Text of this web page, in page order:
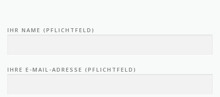
IHR NAME (PFLICHTFELD)
IHRE E-MAIL-ADRESSE (PFLICHTFELD)